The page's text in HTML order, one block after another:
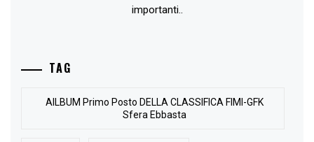
importanti..
TAG
AlLBUM Primo Posto DELLA CLASSIFICA FIMI-GFK
Sfera Ebbasta